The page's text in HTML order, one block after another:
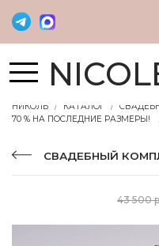
НИКОЛЬ КАТАЛОГ
70 % НА ПОСЛЕДНИЕ РАЗМЕРЫ!
СВАДЕБНЫЙ
43 500